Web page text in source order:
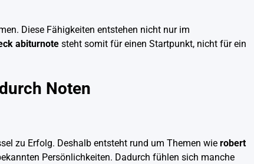
Diese Fähigkeiten entstehen nicht nur im
abiturnote steht somit für einen Startpunkt, nicht für ein
Noten
zu Erfolg. Deshalb entsteht rund um Themen wie robert
Persönlichkeiten. Dadurch fühlen sich manche